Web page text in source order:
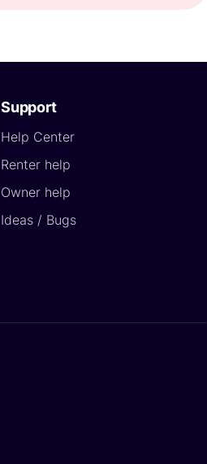
Support
Help Center
Renter help
Owner help
Ideas / Bugs